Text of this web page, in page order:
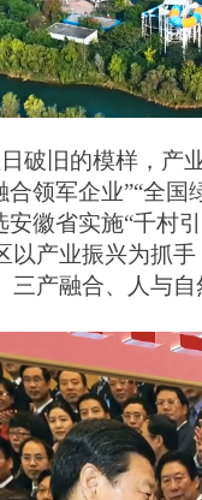
破旧的模样，产
合领军企业”“全
安徽省实施“千村
以产业振兴为抓
三产融合、人与